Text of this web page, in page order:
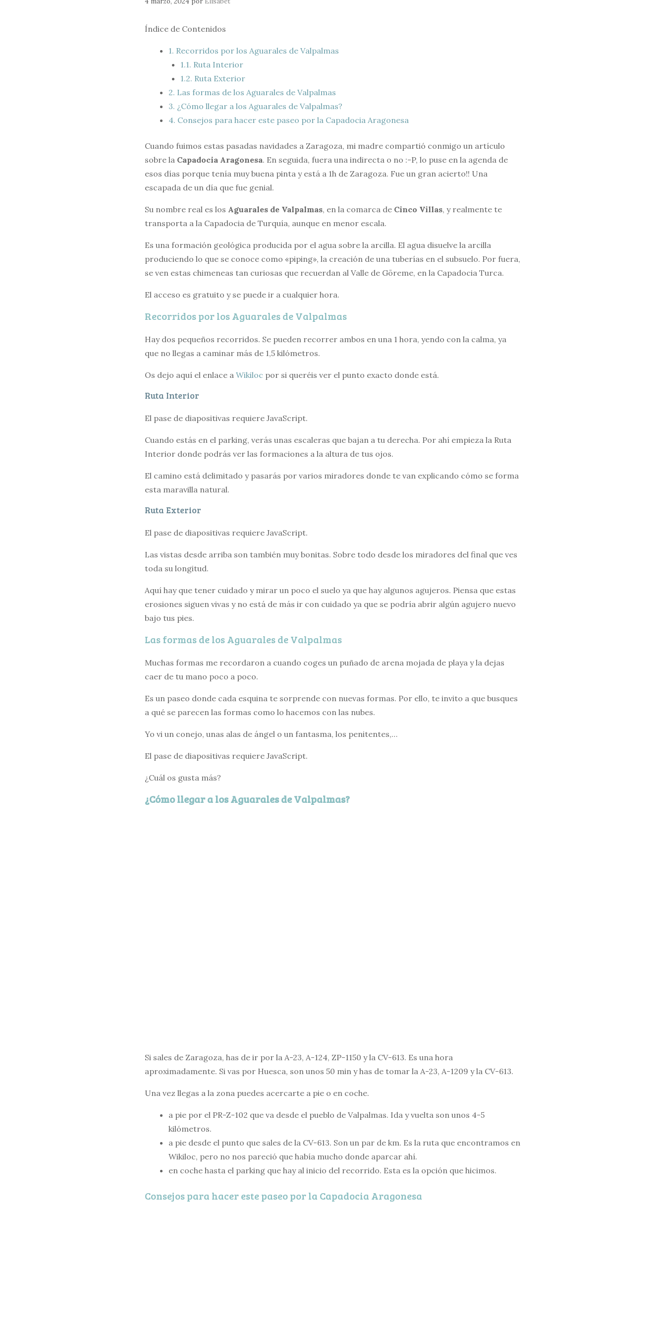
Índice de Contenidos
1. Recorridos por los Aguarales de Valpalmas
1.1. Ruta Interior
1.2. Ruta Exterior
2. Las formas de los Aguarales de Valpalmas
3. ¿Cómo llegar a los Aguarales de Valpalmas?
4. Consejos para hacer este paseo por la Capadocia Aragonesa
Cuando fuimos estas pasadas navidades a Zaragoza, mi madre compartió conmigo un artículo
sobre la Capadocia Aragonesa. En seguida, fuera una indirecta o no :-P, lo puse en la agenda de
esos días porque tenía muy buena pinta y está a 1h de Zaragoza. Fue un gran acierto!! Una
escapada de un día que fue genial.
Su nombre real es los Aguarales de Valpalmas, en la comarca de Cinco Villas, y realmente te
transporta a la Capadocia de Turquía, aunque en menor escala.
Es una formación geológica producida por el agua sobre la arcilla. El agua disuelve la arcilla
produciendo lo que se conoce como «piping», la creación de una tuberías en el subsuelo. Por fuera,
se ven estas chimeneas tan curiosas que recuerdan al Valle de Göreme, en la Capadocia Turca.
El acceso es gratuito y se puede ir a cualquier hora.
Recorridos por los Aguarales de Valpalmas
Hay dos pequeños recorridos. Se pueden recorrer ambos en una 1 hora, yendo con la calma, ya
que no llegas a caminar más de 1,5 kilómetros.
Os dejo aquí el enlace a Wikiloc por si queréis ver el punto exacto donde está.
Ruta Interior
El pase de diapositivas requiere JavaScript.
Cuando estás en el parking, verás unas escaleras que bajan a tu derecha. Por ahí empieza la Ruta
Interior donde podrás ver las formaciones a la altura de tus ojos.
El camino está delimitado y pasarás por varios miradores donde te van explicando cómo se forma
esta maravilla natural.
Ruta Exterior
El pase de diapositivas requiere JavaScript.
Las vistas desde arriba son también muy bonitas. Sobre todo desde los miradores del final que ves
toda su longitud.
Aquí hay que tener cuidado y mirar un poco el suelo ya que hay algunos agujeros. Piensa que estas
erosiones siguen vivas y no está de más ir con cuidado ya que se podría abrir algún agujero nuevo
bajo tus pies.
Las formas de los Aguarales de Valpalmas
Muchas formas me recordaron a cuando coges un puñado de arena mojada de playa y la dejas
caer de tu mano poco a poco.
Es un paseo donde cada esquina te sorprende con nuevas formas. Por ello, te invito a que busques
a qué se parecen las formas como lo hacemos con las nubes.
Yo vi un conejo, unas alas de ángel o un fantasma, los penitentes,…
El pase de diapositivas requiere JavaScript.
¿Cuál os gusta más?
¿Cómo llegar a los Aguarales de Valpalmas?
Si sales de Zaragoza, has de ir por la A-23, A-124, ZP-1150 y la CV-613. Es una hora
aproximadamente. Si vas por Huesca, son unos 50 min y has de tomar la A-23, A-1209 y la CV-613.
Una vez llegas a la zona puedes acercarte a pie o en coche.
a pie por el PR-Z-102 que va desde el pueblo de Valpalmas. Ida y vuelta son unos 4-5
kilómetros.
a pie desde el punto que sales de la CV-613. Son un par de km. Es la ruta que encontramos en
Wikiloc, pero no nos pareció que había mucho donde aparcar ahí.
en coche hasta el parking que hay al inicio del recorrido. Esta es la opción que hicimos.
Consejos para hacer este paseo por la Capadocia Aragonesa